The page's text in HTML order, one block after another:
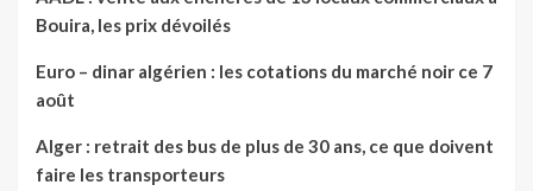
Bouira, les prix dévoilés
Euro – dinar algérien : les cotations du marché noir ce 7
août
Alger : retrait des bus de plus de 30 ans, ce que doivent
faire les transporteurs